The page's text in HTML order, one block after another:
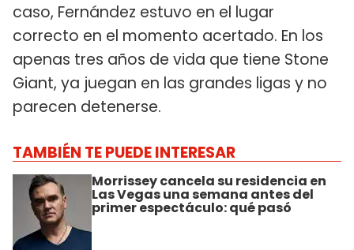
caso, Fernández estuvo en el lugar
correcto en el momento acertado. En los
apenas tres años de vida que tiene Stone
Giant, ya juegan en las grandes ligas y no
parecen detenerse.
TAMBIÉN TE PUEDE INTERESAR
Morrissey cancela su residencia en
Las Vegas una semana antes del
primer espectáculo: qué pasó